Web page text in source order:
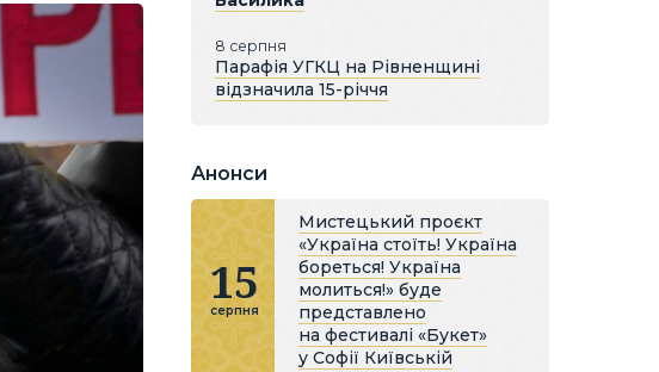
8 серпня
Парафія УГКЦ на Рівненщині
відзначила 15-річчя
Анонси
15
серпня
Мистецький проєкт
«Україна стоїть! Україна
бореться! Україна
молиться!» буде
представлено
на фестивалі «Букет»
у Софії Київській